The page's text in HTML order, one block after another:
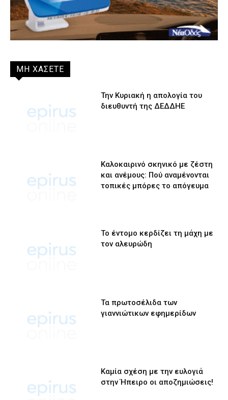
ΜΗ ΧΑΣΕΤΕ
Την Κυριακή η απολογία του
διευθυντή της ΔΕΔΔΗΕ
Καλοκαιρινό σκηνικό με ζέστη
και ανέμους: Πού αναμένονται
τοπικές μπόρες το απόγευμα
Το έντομο κερδίζει τη μάχη με
τον αλευρώδη
Τα πρωτοσέλιδα των
γιαννιώτικων εφημερίδων
Καμία σχέση με την ευλογιά
στην Ήπειρο οι αποζημιώσεις!